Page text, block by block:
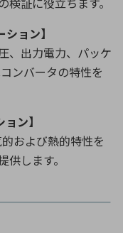
ョン】
、出力電力、パッケ
ンバータの特性を
ン】
および熱的特性を
します。